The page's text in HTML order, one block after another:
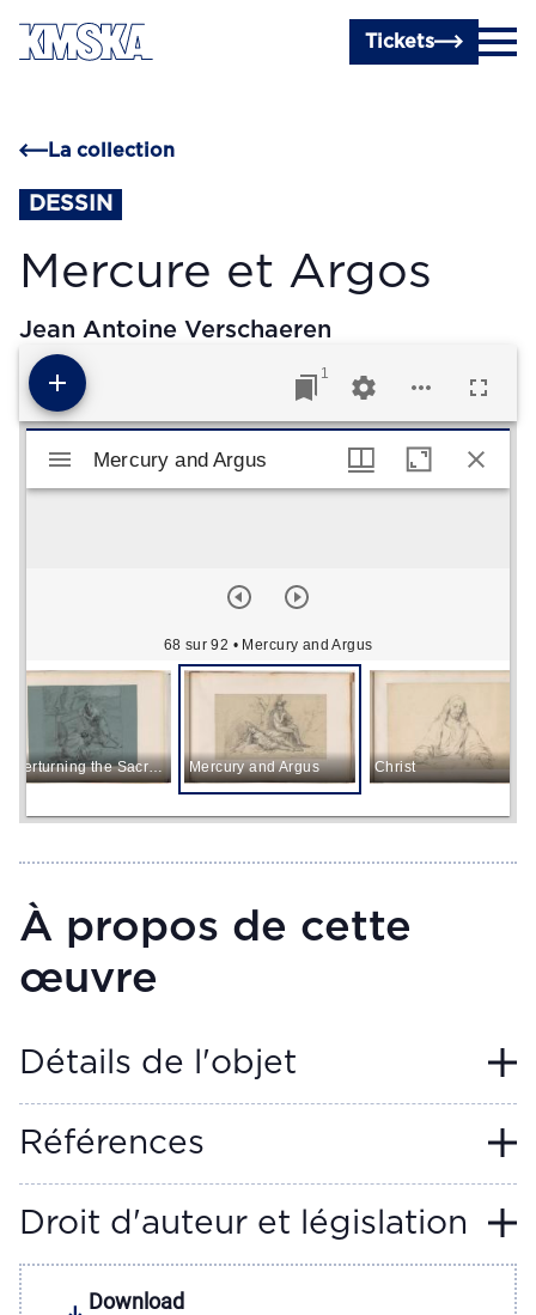
Passer au contenu principal
Tickets
La collection
DESSIN
Mercure et Argos
Jean Antoine Verschaeren
1
Visualiseur Mirador
Mercury and Argus
68 sur 92 • Mercury and Argus
Overturning the Sacrificial Table Mercury and Argus Christ
Mercury and Argus
À propos de cette
œuvre
Détails de l'objet
Références
Droit d'auteur et législation
Download